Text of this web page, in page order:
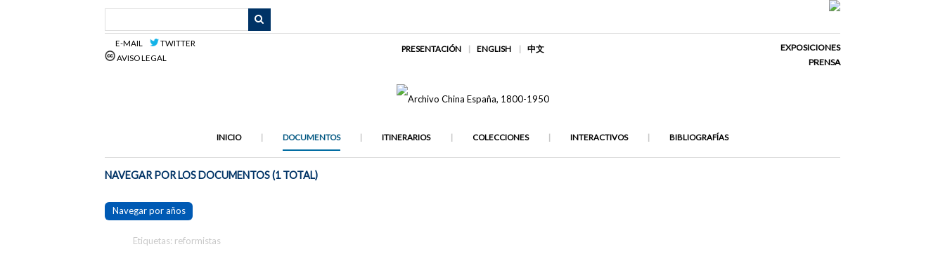
E-MAIL
TWITTER
AVISO LEGAL
PRESENTACIÓN ENGLISH 中文
EXPOSICIONES
PRENSA
INICIO DOCUMENTOS ITINERARIOS COLECCIONES INTERACTIVOS BIBLIOGRAFÍAS
NAVEGAR POR LOS DOCUMENTOS (1 TOTAL)
Navegar por años
Etiquetas: reformistas